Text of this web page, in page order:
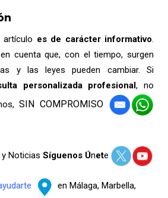
artículo es de carácter informativo.
cuenta que, con el tiempo, surgen
y las leyes pueden cambiar. Si
personalizada profesional, no
SIN COMPROMISO
y NoticiasSíguenos Únete
en Málaga, Marbella,